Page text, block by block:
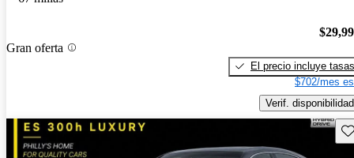
Gran oferta
El precio incluye tasas
$702/mes
Verif. disponibilidad